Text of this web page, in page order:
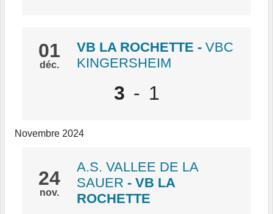
01
déc.
VB LA ROCHETTE - VBC
KINGERSHEIM
3 - 1
Novembre 2024
24
nov.
A.S. VALLEE DE LA
SAUER - VB LA
ROCHETTE